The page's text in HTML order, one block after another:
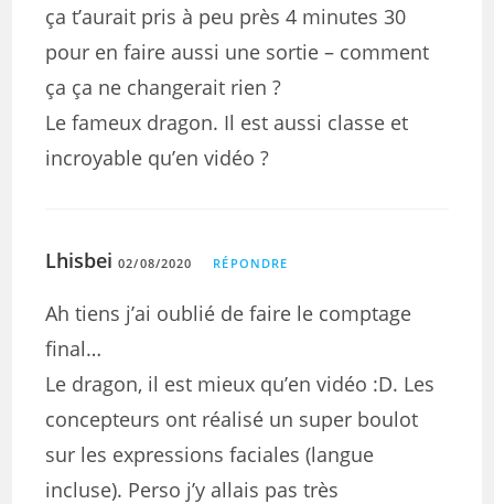
ça t’aurait pris à peu près 4 minutes 30
pour en faire aussi une sortie – comment
ça ça ne changerait rien ?
Le fameux dragon. Il est aussi classe et
incroyable qu’en vidéo ?
Lhisbei 02/08/2020 RÉPONDRE
Ah tiens j’ai oublié de faire le comptage
final…
Le dragon, il est mieux qu’en vidéo :D. Les
concepteurs ont réalisé un super boulot
sur les expressions faciales (langue
incluse). Perso j’y allais pas très